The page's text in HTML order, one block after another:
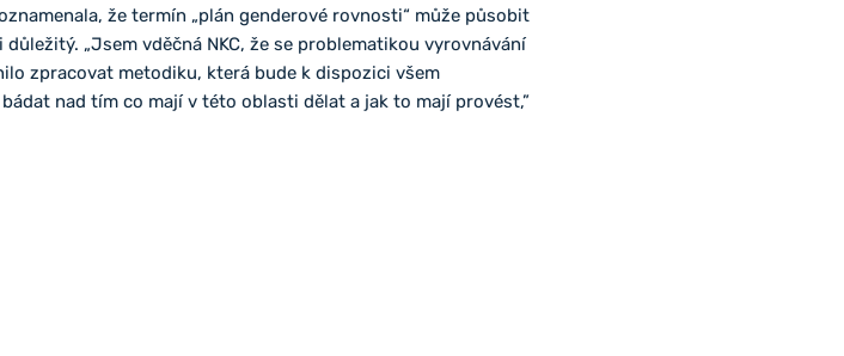
že termín „plán genderové rovnosti“ může působit
„Jsem vděčná NKC, že se problematikou vyrovnávání
zpracovat metodiku, která bude k dispozici všem
nad tím co mají v této oblasti dělat a jak to mají provést,”